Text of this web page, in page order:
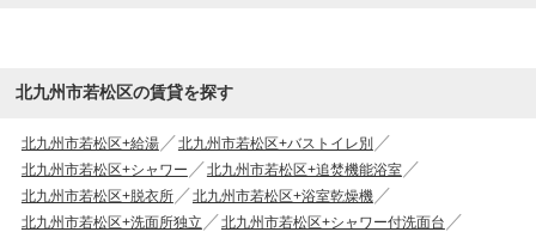
北九州市若松区の賃貸を探す
北九州市若松区+給湯
北九州市若松区+バストイレ別
北九州市若松区+シャワー
北九州市若松区+追焚機能浴室
北九州市若松区+脱衣所
北九州市若松区+浴室乾燥機
北九州市若松区+洗面所独立
北九州市若松区+シャワー付洗面台